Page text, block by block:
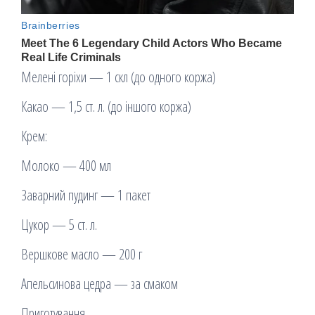
Мелені горіхи — 1 скл (до одного коржа)
Какао — 1,5 ст. л. (до іншого коржа)
Крем:
Молоко — 400 мл
Заварний пудинг — 1 пакет
Цукор — 5 ст. л.
Вершкове масло — 200 г
Апельсинова цедра — за смаком